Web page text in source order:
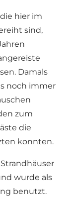
hier im
sind,
Damals
noch immer
zum
die
konnten.
wurde als
benutzt.